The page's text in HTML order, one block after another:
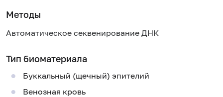
Методы
Автоматическое секвенирование ДНК
Тип биоматериала
Буккальный (щечный) эпителий
Венозная кровь